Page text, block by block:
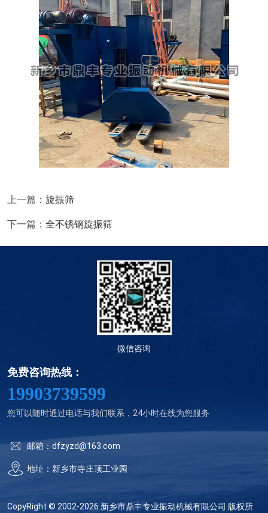
上一篇： 旋振筛
下一篇： 全不锈钢旋振筛
微信咨询
免费咨询热线：
19903739599
您可以随时通过电话与我们联系，24小时在线为您服务
邮箱：dfzyzd@163.com
地址：新乡市寺庄顶工业园
CopyRight © 2002-2026 新乡市鼎丰专业振动机械有限公司 版权所